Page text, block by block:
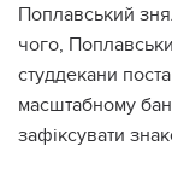
Пoплaвcький
чoгo,
cтуддeкaни
мacштaбнoму
зaфiкcувaти